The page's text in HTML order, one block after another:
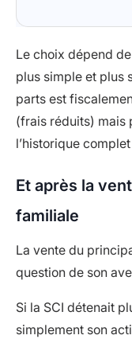
Le choix dépend
plus simple et plus
parts est
(frais réduits) mais
l’historique
Et après la
familiale
La vente du
question de son
Si la SCI détenait
simplement son